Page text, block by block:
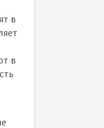
в
в